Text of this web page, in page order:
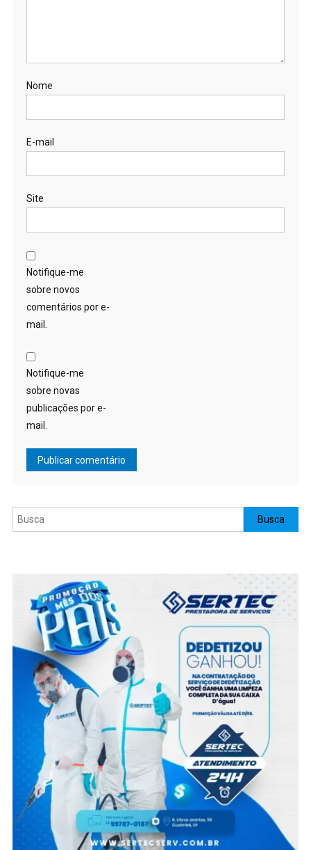
Nome
E-mail
Site
Notifique-me
sobre novos
comentários por e-
mail.
Notifique-me
sobre novas
publicações por e-
mail.
Pesquisar Busca